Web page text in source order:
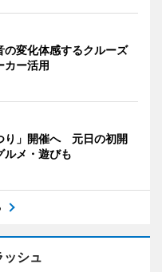
の変化体感するクルーズ
ー活用
り」開催へ 元日の初開
ルメ・遊びも
ッシュ